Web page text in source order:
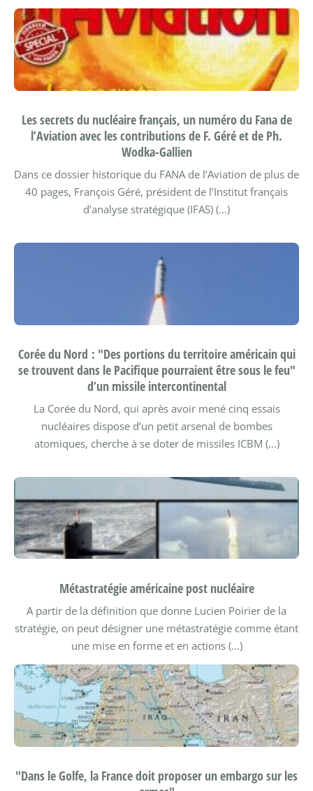
Les secrets du nucléaire français, un numéro du Fana de
l’Aviation avec les contributions de F. Géré et de Ph.
Wodka-Gallien
Dans ce dossier historique du FANA de l’Aviation de plus de
40 pages, François Géré, président de l’Institut français
d’analyse stratégique (IFAS) (…)
Corée du Nord : "Des portions du territoire américain qui
se trouvent dans le Pacifique pourraient être sous le feu"
d’un missile intercontinental
La Corée du Nord, qui après avoir mené cinq essais
nucléaires dispose d’un petit arsenal de bombes
atomiques, cherche à se doter de missiles ICBM (…)
Métastratégie américaine post nucléaire
A partir de la définition que donne Lucien Poirier de la
stratégie, on peut désigner une métastratégie comme étant
une mise en forme et en actions (…)
"Dans le Golfe, la France doit proposer un embargo sur les